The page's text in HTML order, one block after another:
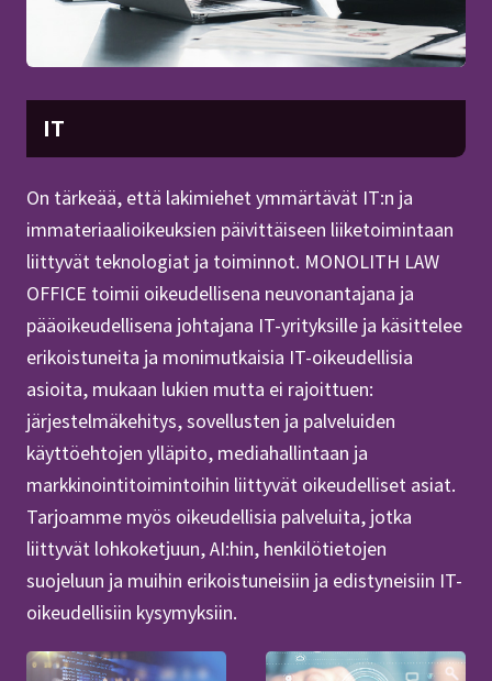
IT
On tärkeää, että lakimiehet ymmärtävät IT:n ja
immateriaalioikeuksien päivittäiseen liiketoimintaan
liittyvät teknologiat ja toiminnot. MONOLITH LAW
OFFICE toimii oikeudellisena neuvonantajana ja
pääoikeudellisena johtajana IT-yrityksille ja käsittelee
erikoistuneita ja monimutkaisia IT-oikeudellisia
asioita, mukaan lukien mutta ei rajoittuen:
järjestelmäkehitys, sovellusten ja palveluiden
käyttöehtojen ylläpito, mediahallintaan ja
markkinointitoimintoihin liittyvät oikeudelliset asiat.
Tarjoamme myös oikeudellisia palveluita, jotka
liittyvät lohkoketjuun, AI:hin, henkilötietojen
suojeluun ja muihin erikoistuneisiin ja edistyneisiin IT-
oikeudellisiin kysymyksiin.